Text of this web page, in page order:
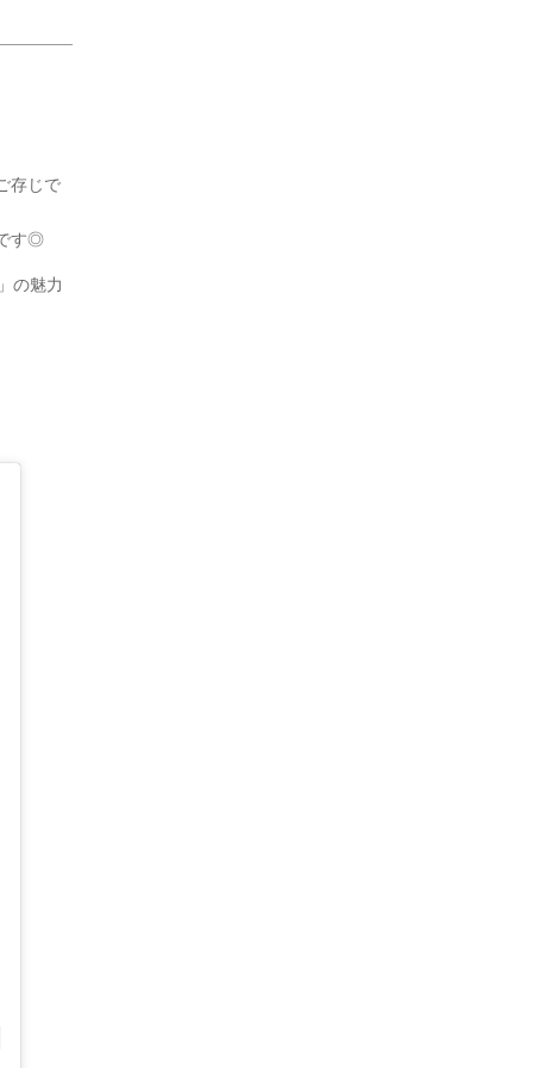
存じで
す◎
の魅力